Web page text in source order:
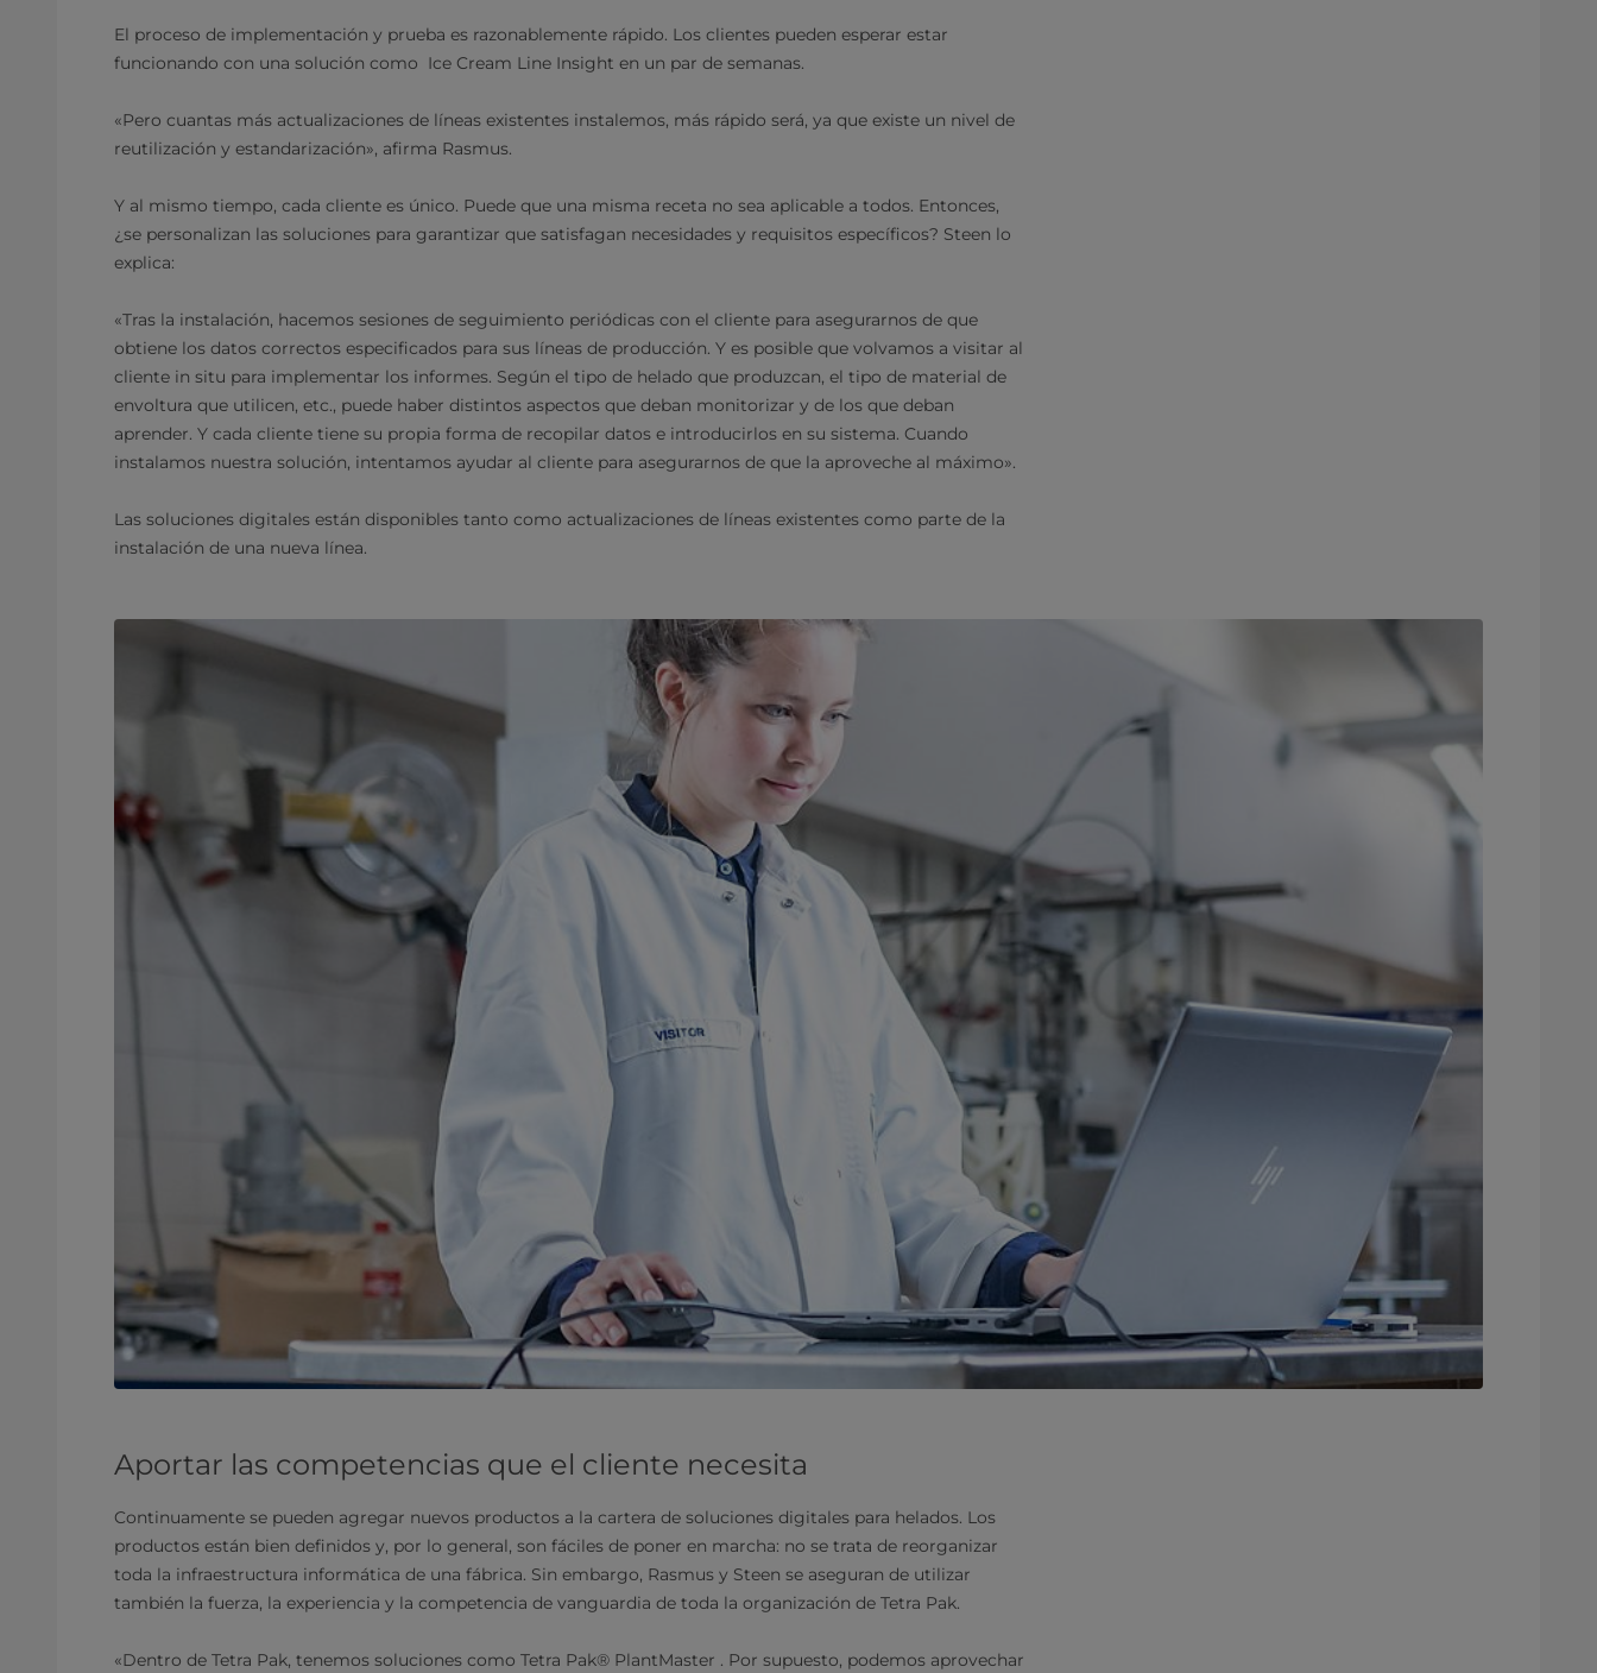
El proceso de implementación y prueba es razonablemente rápido. Los clientes pueden esperar estar
funcionando con una solución como Ice Cream Line Insight en un par de semanas.
«Pero cuantas más actualizaciones de líneas existentes instalemos, más rápido será, ya que existe un nivel de
reutilización y estandarización», afirma Rasmus.
Y al mismo tiempo, cada cliente es único. Puede que una misma receta no sea aplicable a todos. Entonces,
¿se personalizan las soluciones para garantizar que satisfagan necesidades y requisitos específicos? Steen lo
explica:
«Tras la instalación, hacemos sesiones de seguimiento periódicas con el cliente para asegurarnos de que
obtiene los datos correctos especificados para sus líneas de producción. Y es posible que volvamos a visitar al
cliente in situ para implementar los informes. Según el tipo de helado que produzcan, el tipo de material de
envoltura que utilicen, etc., puede haber distintos aspectos que deban monitorizar y de los que deban
aprender. Y cada cliente tiene su propia forma de recopilar datos e introducirlos en su sistema. Cuando
instalamos nuestra solución, intentamos ayudar al cliente para asegurarnos de que la aproveche al máximo».
Las soluciones digitales están disponibles tanto como actualizaciones de líneas existentes como parte de la
instalación de una nueva línea.
Aportar las competencias que el cliente necesita
Continuamente se pueden agregar nuevos productos a la cartera de soluciones digitales para helados. Los
productos están bien definidos y, por lo general, son fáciles de poner en marcha: no se trata de reorganizar
toda la infraestructura informática de una fábrica. Sin embargo, Rasmus y Steen se aseguran de utilizar
también la fuerza, la experiencia y la competencia de vanguardia de toda la organización de Tetra Pak.
«Dentro de Tetra Pak, tenemos soluciones como Tetra Pak® PlantMaster . Por supuesto, podemos aprovechar